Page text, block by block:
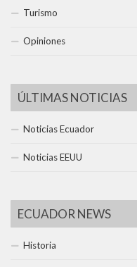
Turismo
Opiniones
ÚLTIMAS NOTICIAS
Noticias Ecuador
Noticias EEUU
ECUADOR NEWS
Historia